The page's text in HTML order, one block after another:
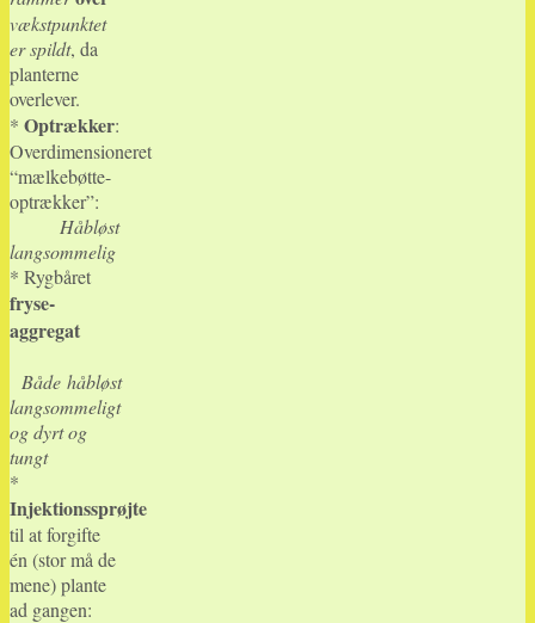
vækstpunktet
er spildt, da
planterne
overlever.
* Optrækker:
Overdimensioneret
“mælkebøtte-
optrækker”:
Håbløst
langsommelig
* Rygbåret
fryse-
aggregat
Både håbløst
langsommeligt
og dyrt og
tungt
*
Injektionssprøjte
til at forgifte
én (stor må de
mene) plante
ad gangen: